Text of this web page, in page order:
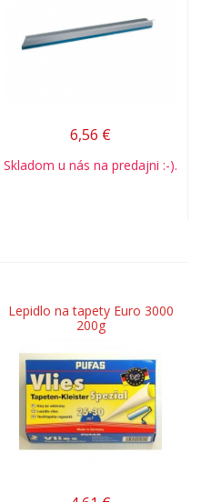
6,56 €
Skladom u nás na predajni :-).
Lepidlo na tapety Euro 3000
200g